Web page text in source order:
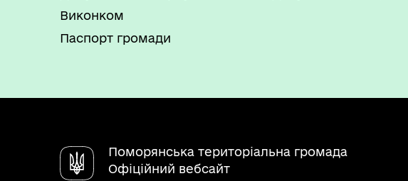
Виконком
Паспорт громади
Поморянська територіальна громада
Офіційний вебсайт